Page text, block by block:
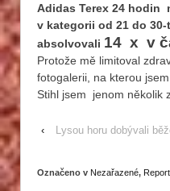
Adidas Terex 24 hodin
v kategorii od 21 do
absolvovali 14 x v
Protože mě limitoval
fotogalerii, na kterou jsem
Stihl jsem jenom několik
‹
Lysou horu dobývali
Označeno v Nezařazené,